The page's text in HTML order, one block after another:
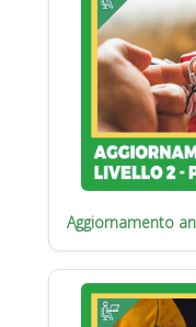
Aggiornamento